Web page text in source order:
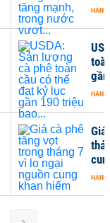
HÀNG
HÀNG
HÀNG